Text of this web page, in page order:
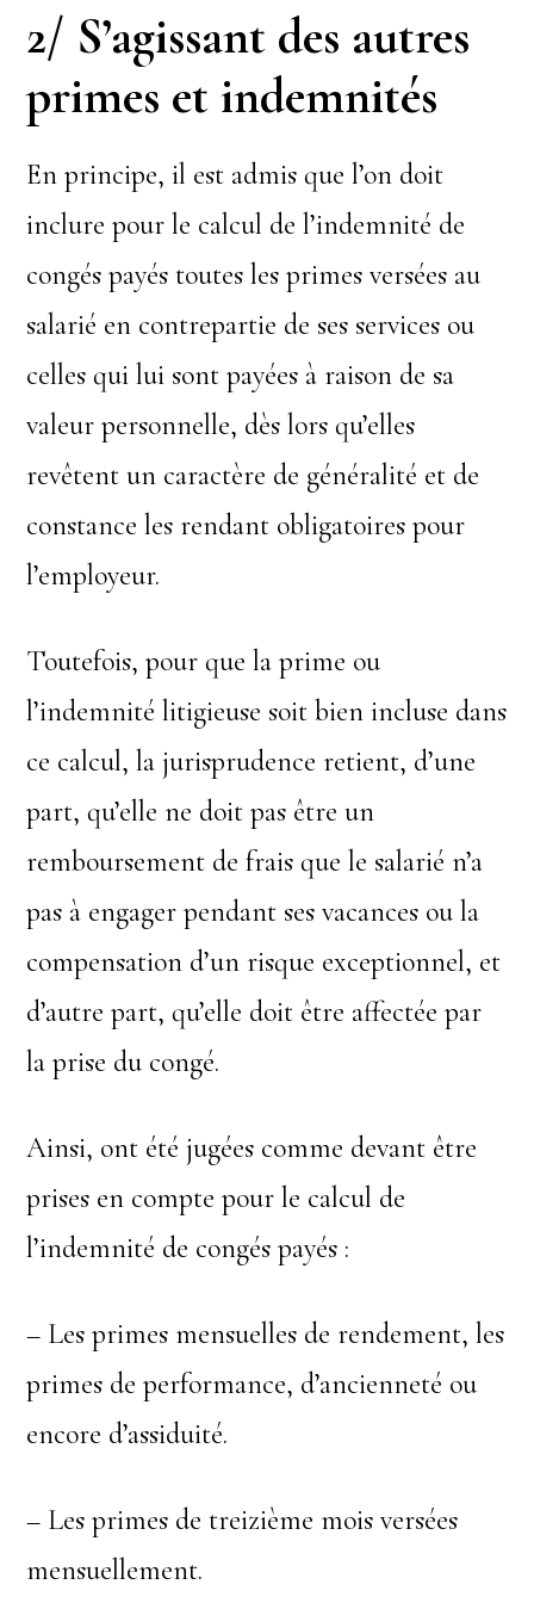
2/ S’agissant des autres
primes et indemnités
En principe, il est admis que l’on doit
inclure pour le calcul de l’indemnité de
congés payés toutes les primes versées au
salarié en contrepartie de ses services ou
celles qui lui sont payées à raison de sa
valeur personnelle, dès lors qu’elles
revêtent un caractère de généralité et de
constance les rendant obligatoires pour
l’employeur.
Toutefois, pour que la prime ou
l’indemnité litigieuse soit bien incluse dans
ce calcul, la jurisprudence retient, d’une
part, qu’elle ne doit pas être un
remboursement de frais que le salarié n’a
pas à engager pendant ses vacances ou la
compensation d’un risque exceptionnel, et
d’autre part, qu’elle doit être affectée par
la prise du congé.
Ainsi, ont été jugées comme devant être
prises en compte pour le calcul de
l’indemnité de congés payés :
– Les primes mensuelles de rendement, les
primes de performance, d’ancienneté ou
encore d’assiduité.
– Les primes de treizième mois versées
mensuellement.